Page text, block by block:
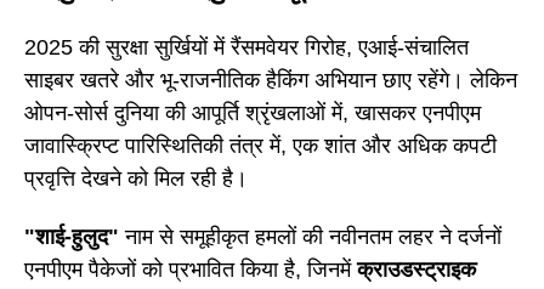
2025 की सुरक्षा सुर्खियों में रैंसमवेयर गिरोह, एआई-संचालित
साइबर खतरे और भू-राजनीतिक हैकिंग अभियान छाए रहेंगे। लेकिन
ओपन-सोर्स दुनिया की आपूर्ति श्रृंखलाओं में, खासकर एनपीएम
जावास्क्रिप्ट पारिस्थितिकी तंत्र में, एक शांत और अधिक कपटी
प्रवृत्ति देखने को मिल रही है।
"शाई-हुलुद" नाम से समूहीकृत हमलों की नवीनतम लहर ने दर्जनों
एनपीएम पैकेजों को प्रभावित किया है, जिनमेंक्राउडस्ट्राइक